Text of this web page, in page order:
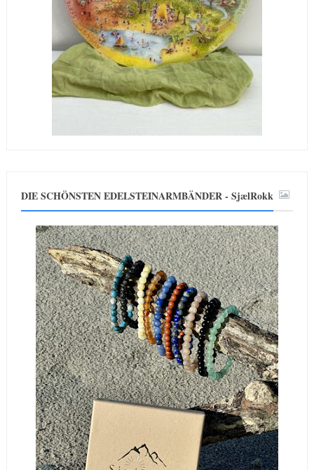
DIE SCHÖNSTEN EDELSTEINARMBÄNDER - SjælRokk